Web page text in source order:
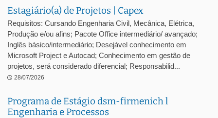
Estagiário(a) de Projetos | Capex
Requisitos: Cursando Engenharia Civil, Mecânica, Elétrica,
Produção e/ou afins; Pacote Office intermediário/ avançado;
Inglês básico/intermediário; Desejável conhecimento em
Microsoft Project e Autocad; Conhecimento em gestão de
projetos, será considerado diferencial; Responsabilid...
28/07/2026
Programa de Estágio dsm-firmenich l
Engenharia e Processos